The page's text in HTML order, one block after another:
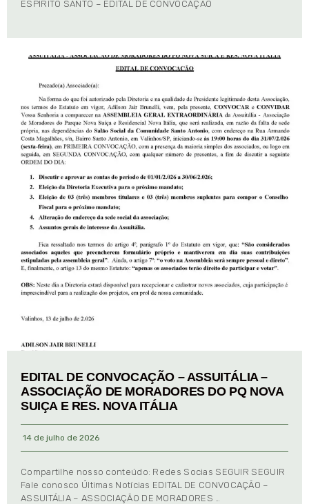
ESPÍRITO SANTO – EDITAL DE CONVOCAÇÃO
EDITAL DE CONVOCAÇÃO – ASSUITÁLIA –
ASSOCIAÇÃO DE MORADORES DO PQ NOVA
SUIÇA E RES. NOVA ITÁLIA
14 de julho de 2026
Compartilhe nosso conteúdo: Redes Socias SEGUIR SEGUIR
Fale conosco Últimas Notícias EDITAL DE CONVOCAÇÃO –
ASSUITÁLIA – ASSOCIAÇÃO DE MORADORES …